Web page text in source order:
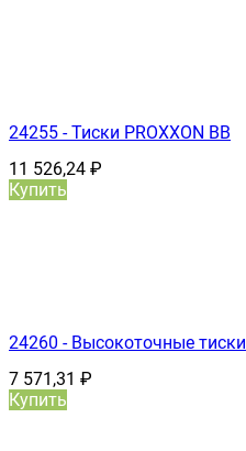
24255 - Тиски PROXXON ВВ
11 526,24 ₽
Купить
24260 - Высокоточные тиски
7 571,31 ₽
Купить